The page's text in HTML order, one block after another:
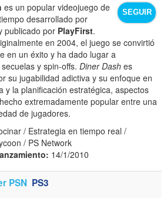
SEGUIR
es un popular videojuego de
desarrollado por
publicado por PlayFirst.
en 2004, el juego se convirtió
en un éxito y ha dado lugar a
y spin-offs.Diner Dash es
su jugabilidad adictiva y su enfoque en
y la planificación estratégica, aspectos
extremadamente popular entre una
de jugadores.
/ Estrategia en tiempo real /
/ PS Network
14/1/2010
PSN PS3